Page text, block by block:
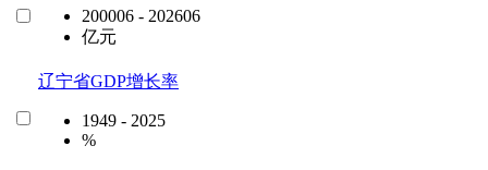
200006 - 202606
亿元
辽宁省GDP增长率
1949 - 2025
%